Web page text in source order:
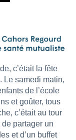
c’était la fête
Le samedi matin,
de l’école
et goûter, tous
c’était au tour
partager un
et d’un buffet